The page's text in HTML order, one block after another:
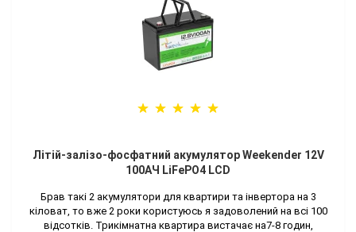
Літій-залізо-фосфатний акумулятор Weekender 12V
100AЧ LiFePO4 LCD
Брав такі 2 акумулятори для квартири та інвертора на 3
кіловат, то вже 2 роки користуюсь я задоволений на всі 100
відсотків. Трикімнатна квартира вистачає на7-8 годин,